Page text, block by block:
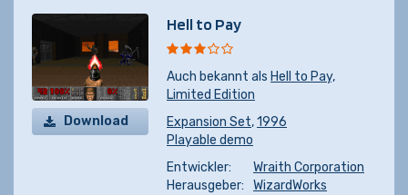
Download
Hell to Pay
Auch bekannt als Hell to Pay,
Limited Edition
Expansion Set,1996
Playable demo
Entwickler:
Wraith Corporation
Herausgeber:
WizardWorks